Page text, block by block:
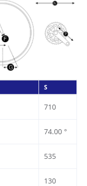
S
710
74.00 °
535
130